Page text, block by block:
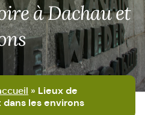
» Lieux de
les environs
à Dachau et